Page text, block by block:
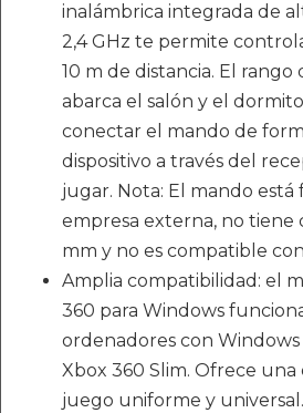
inalámbrica integrada de
2,4 GHz te permite
10 m de distancia. El rango
abarca el salón y el
conectar el mando de
dispositivo a través del
jugar. Nota: El mando
empresa externa, no tiene
mm y no es compatible
Amplia compatibilidad: el
360 para Windows
ordenadores con Windows
Xbox 360 Slim. Ofrece una
juego uniforme y universal.